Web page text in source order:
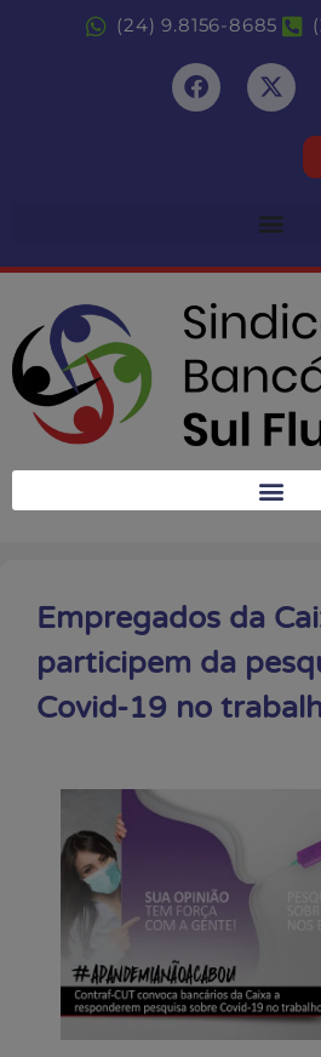
(24) 9.8156-8685
Empregados da
participem da
Covid-19 no